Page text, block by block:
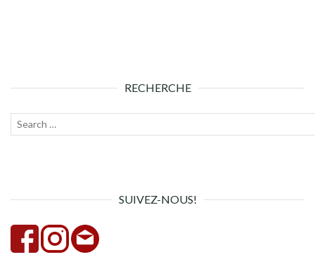
RECHERCHE
Recherche
SUIVEZ-NOUS!